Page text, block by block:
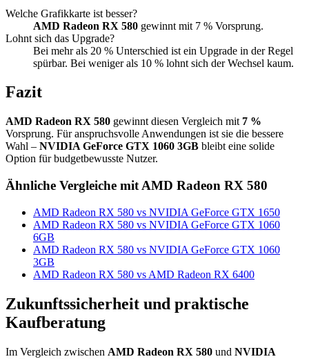
Welche Grafikkarte ist besser?
AMD Radeon RX 580 gewinnt mit 7 % Vorsprung.
Lohnt sich das Upgrade?
Bei mehr als 20 % Unterschied ist ein Upgrade in der Regel
spürbar. Bei weniger als 10 % lohnt sich der Wechsel kaum.
Fazit
AMD Radeon RX 580 gewinnt diesen Vergleich mit 7 %
Vorsprung. Für anspruchsvolle Anwendungen ist sie die bessere
Wahl – NVIDIA GeForce GTX 1060 3GB bleibt eine solide
Option für budgetbewusste Nutzer.
Ähnliche Vergleiche mit AMD Radeon RX 580
AMD Radeon RX 580 vs NVIDIA GeForce GTX 1650
AMD Radeon RX 580 vs NVIDIA GeForce GTX 1060
6GB
AMD Radeon RX 580 vs NVIDIA GeForce GTX 1060
3GB
AMD Radeon RX 580 vs AMD Radeon RX 6400
Zukunftssicherheit und praktische
Kaufberatung
Im Vergleich zwischen AMD Radeon RX 580 und NVIDIA